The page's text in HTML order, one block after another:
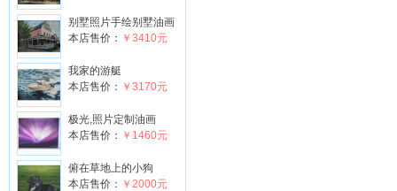
别墅照片手绘别墅油画
本店售价： ￥3410元
我家的游艇
本店售价： ￥3170元
极光,照片定制油画
本店售价： ￥1460元
俯在草地上的小狗
本店售价： ￥2000元